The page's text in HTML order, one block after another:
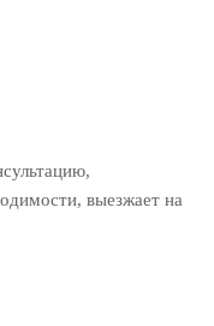
выезжает на